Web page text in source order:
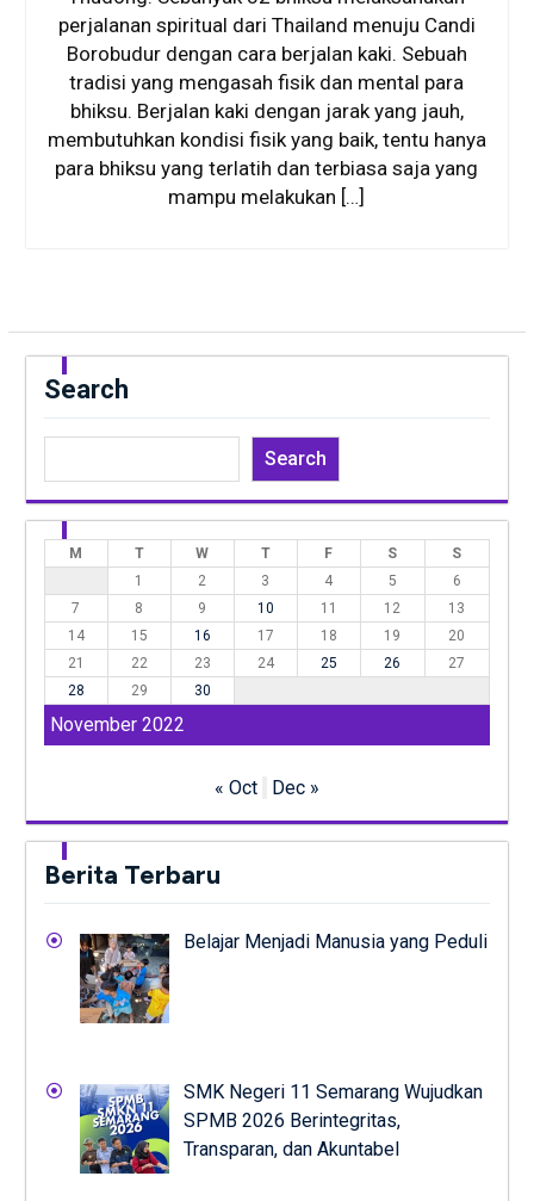
perjalanan spiritual dari Thailand menuju Candi
Borobudur dengan cara berjalan kaki. Sebuah
tradisi yang mengasah fisik dan mental para
bhiksu. Berjalan kaki dengan jarak yang jauh,
membutuhkan kondisi fisik yang baik, tentu hanya
para bhiksu yang terlatih dan terbiasa saja yang
mampu melakukan […]
Search
Search
November 2022
M T W T F S
S
1
2 3 4 5
6
7
8 9 10 11 12
13
14
15 16 17 18 19
20
21
22 23 24 25 26
27
28
29 30
« Oct Dec »
Berita Terbaru
Belajar Menjadi Manusia yang Peduli
SMK Negeri 11 Semarang Wujudkan
SPMB 2026 Berintegritas,
Transparan, dan Akuntabel